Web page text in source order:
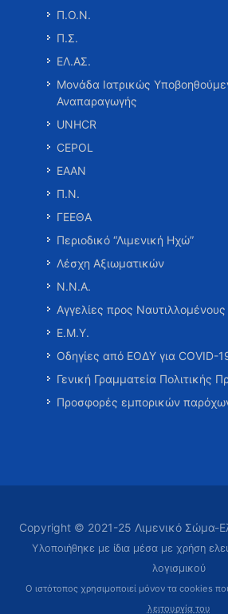
Π.Ο.Ν.
Π.Σ.
ΕΛ.ΑΣ.
Μονάδα Ιατρικώς
Αναπαραγωγής
UNHCR
CEPOL
ΕΑΑΝ
Π.Ν.
ΓΕΕΘΑ
Περιοδικό “Λιμενική Ηχώ”
Λέσχη Αξιωματικών
Ν.Ν.Α.
Αγγελίες προς Ναυτιλλομένους
Ε.Μ.Υ.
Οδηγίες από ΕΟΔΥ για COVID-
Γενική Γραμματεία Πολιτικής
Προσφορές εμπορικών
Copyright © 2021-25 Λιμενικό Σώμα-
Υλοποιήθηκε με ίδια μέσα με χρήση
λογισμικού
Ο ιστότοπος χρησιμοποιεί μόνον τα cookies
λειτουργία του